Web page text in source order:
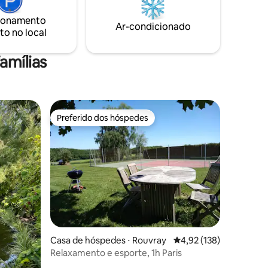
lo e
com
amma 20mn/20 € e massagens de tigela
tibetana 1h/55 €). Atenciosamente,
no local
Ar-condicionado
hóspedes Preferido dos hóspedes
Preferido dos hóspedes
Casa de hóspedes ⋅ Rouvray 4,92 de uma avaliação
4,92 (138)
Relaxamento e esporte, 1h Paris